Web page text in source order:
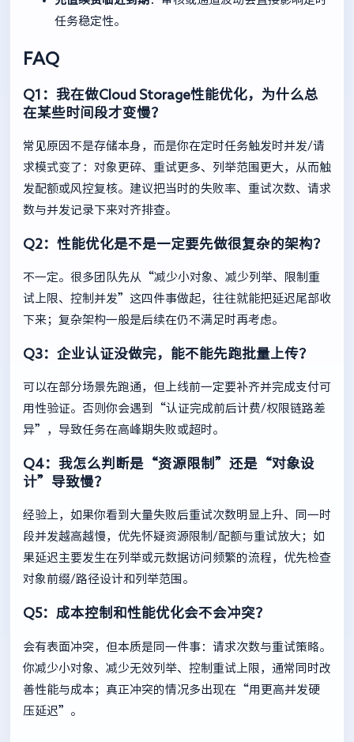
任务稳定性。
FAQ
Q1：我在做Cloud Storage性能优化，为什么总
在某些时间段才变慢？
常见原因不是存储本身，而是你在定时任务触发时并发/请
求模式变了：对象更碎、重试更多、列举范围更大，从而触
发配额或风控复核。建议把当时的失败率、重试次数、请求
数与并发记录下来对齐排查。
Q2：性能优化是不是一定要先做很复杂的架构？
不一定。很多团队先从“减少小对象、减少列举、限制重
试上限、控制并发”这四件事做起，往往就能把延迟尾部收
下来；复杂架构一般是后续在仍不满足时再考虑。
Q3：企业认证没做完，能不能先跑批量上传？
可以在部分场景先跑通，但上线前一定要补齐并完成支付可
用性验证。否则你会遇到“认证完成前后计费/权限链路差
异”，导致任务在高峰期失败或超时。
Q4：我怎么判断是“资源限制”还是“对象设
计”导致慢？
经验上，如果你看到大量失败后重试次数明显上升、同一时
段并发越高越慢，优先怀疑资源限制/配额与重试放大；如
果延迟主要发生在列举或元数据访问频繁的流程，优先检查
对象前缀/路径设计和列举范围。
Q5：成本控制和性能优化会不会冲突？
会有表面冲突，但本质是同一件事：请求次数与重试策略。
你减少小对象、减少无效列举、控制重试上限，通常同时改
善性能与成本；真正冲突的情况多出现在“用更高并发硬
压延迟”。